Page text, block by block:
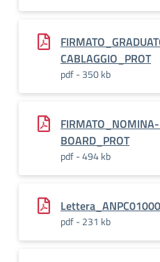
CABLAGGIO_PROT
pdf - 350 kb
BOARD_PROT
pdf - 494 kb
pdf - 231 kb